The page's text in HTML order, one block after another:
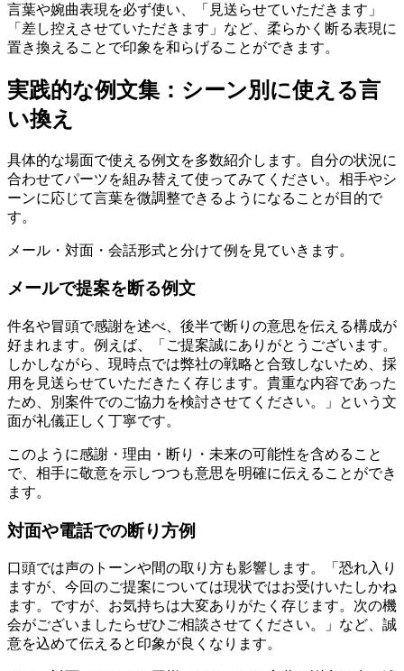
言葉や婉曲表現を必ず使い、「見送らせていただきます」
「差し控えさせていただきます」など、柔らかく断る表現に
置き換えることで印象を和らげることができます。
実践的な例文集：シーン別に使える言
い換え
具体的な場面で使える例文を多数紹介します。自分の状況に
合わせてパーツを組み替えて使ってみてください。相手やシ
ーンに応じて言葉を微調整できるようになることが目的で
す。
メール・対面・会話形式と分けて例を見ていきます。
メールで提案を断る例文
件名や冒頭で感謝を述べ、後半で断りの意思を伝える構成が
好まれます。例えば、「ご提案誠にありがとうございます。
しかしながら、現時点では弊社の戦略と合致しないため、採
用を見送らせていただきたく存じます。貴重な内容であった
ため、別案件でのご協力を検討させてください。」という文
面が礼儀正しく丁寧です。
このように感謝・理由・断り・未来の可能性を含めること
で、相手に敬意を示しつつも意思を明確に伝えることができ
ます。
対面や電話での断り方例
口頭では声のトーンや間の取り方も影響します。「恐れ入り
ますが、今回のご提案については現状ではお受けいたしかね
ます。ですが、お気持ちは大変ありがたく存じます。次の機
会がございましたらぜひご相談させてください。」など、誠
意を込めて伝えると印象が良くなります。